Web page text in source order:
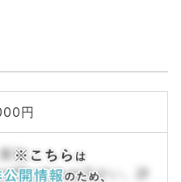
円
与
問い合わせ下さい。詳